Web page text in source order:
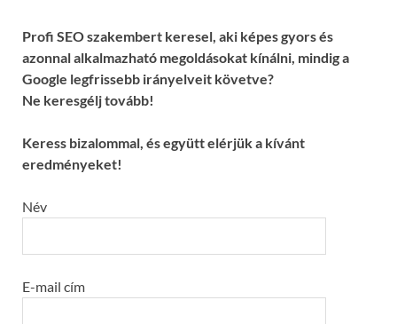
Profi SEO szakembert keresel, aki képes gyors és
azonnal alkalmazható megoldásokat kínálni, mindig a
Google legfrissebb irányelveit követve?
Ne keresgélj tovább!
Keress bizalommal, és együtt elérjük a kívánt
eredményeket!
Név
E-mail cím